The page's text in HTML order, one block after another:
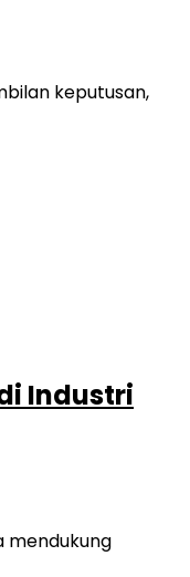
keputusan,
Industri
mendukung